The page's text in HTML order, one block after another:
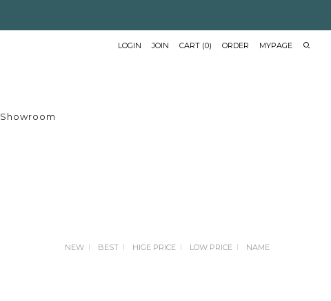
LOGIN JOIN CART (0) ORDER MYPAGE
Showroom
NEW BEST HIGE PRICE LOW PRICE NAME